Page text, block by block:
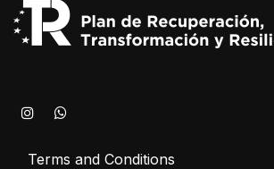
Terms and Conditions